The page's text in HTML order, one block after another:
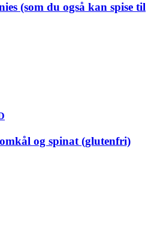
(som du også kan spise til
og spinat (glutenfri)